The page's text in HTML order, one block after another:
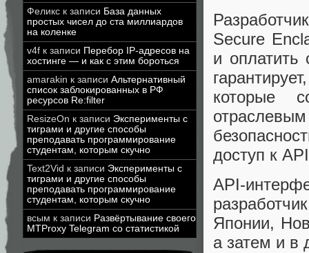
Феликс к записи База данных
простых чисел до ста миллиардов
на коленке
v4f к записи Перебор IP-адресов на
хостинге — и как с этим бороться
amarakin к записи Альтернативный
список заблокированных в РФ
ресурсов Re:filter
ResizeOn к записи Эксперименты с
тиграми и другие способы
преподавать программирование
студентам, которым скучно
Text2Vid к записи Эксперименты с
тиграми и другие способы
преподавать программирование
студентам, которым скучно
всым к записи Развёртывание своего
MTProxy Telegram со статистикой
Secure
и оплатить
которые
доступ к
API-
Японии,
а затем и в